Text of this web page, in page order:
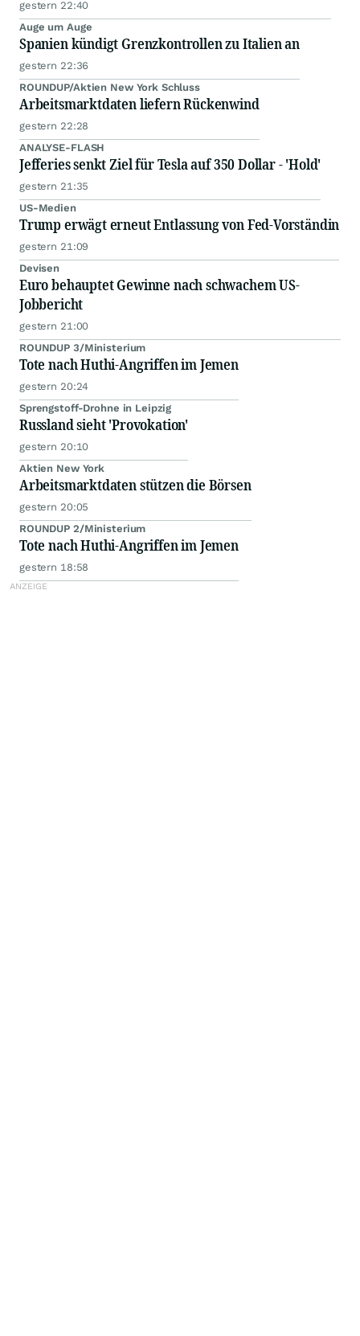
gestern 22:40
Auge um Auge
Spanien kündigt Grenzkontrollen zu Italien an
gestern 22:36
ROUNDUP/Aktien New York Schluss
Arbeitsmarktdaten liefern Rückenwind
gestern 22:28
ANALYSE-FLASH
Jefferies senkt Ziel für Tesla auf 350 Dollar - 'Hold'
gestern 21:35
US-Medien
Trump erwägt erneut Entlassung von Fed-Vorständin
gestern 21:09
Devisen
Euro behauptet Gewinne nach schwachem US-
Jobbericht
gestern 21:00
ROUNDUP 3/Ministerium
Tote nach Huthi-Angriffen im Jemen
gestern 20:24
Sprengstoff-Drohne in Leipzig
Russland sieht 'Provokation'
gestern 20:10
Aktien New York
Arbeitsmarktdaten stützen die Börsen
gestern 20:05
ROUNDUP 2/Ministerium
Tote nach Huthi-Angriffen im Jemen
gestern 18:58